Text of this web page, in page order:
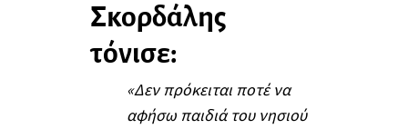
Σκορδάλης
τόνισε:
«Δεν πρόκειται ποτέ να
αφήσω παιδιά του νησιού